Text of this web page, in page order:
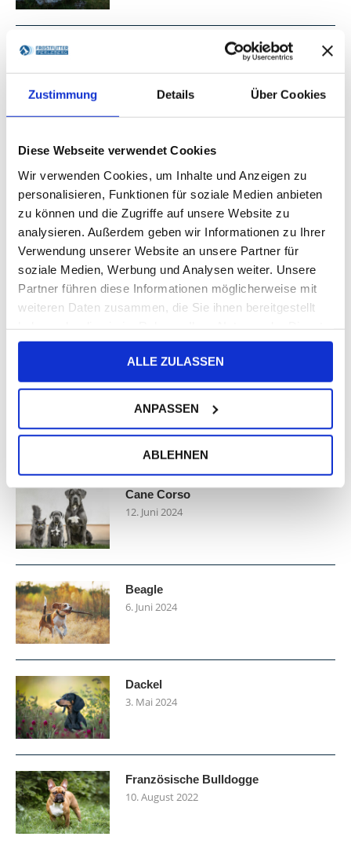
Zustimmung Details Über Cookies
Diese Webseite verwendet Cookies
Wir verwenden Cookies, um Inhalte und Anzeigen zu
personalisieren, Funktionen für soziale Medien anbieten
zu können und die Zugriffe auf unsere Website zu
analysieren. Außerdem geben wir Informationen zu Ihrer
Verwendung unserer Website an unsere Partner für
soziale Medien, Werbung und Analysen weiter. Unsere
Partner führen diese Informationen möglicherweise mit
weiteren Daten zusammen, die Sie ihnen bereitgestellt
gesammelt haben.
ALLE ZULASSEN
ANPASSEN
ABLEHNEN
Australian Shepherd Farben
Golden Retriever
7. Februar 2022
NEUESTE BEITRÄGE
30. Juli 2026
Cane Corso
12. Juni 2024
Beagle
6. Juni 2024
Dackel
3. Mai 2024
Französische Bulldogge
10. August 2022